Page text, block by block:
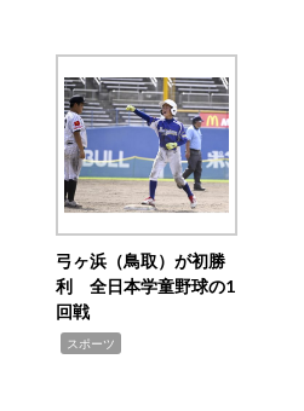
弓ヶ浜（鳥取）が初勝
利 全日本学童野球の1
回戦
スポーツ